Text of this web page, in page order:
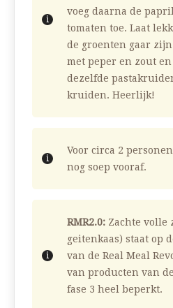
voeg daarna de
tomaten toe. Laat
de groenten gaar
met peper en zout
dezelfde
kruiden. Heerlijk!
Voor circa 2
nog soep vooraf.
RMR2.0: Zachte volle
geitenkaas) staat op
van de Real Meal
van producten van
fase 3 heel beperkt.